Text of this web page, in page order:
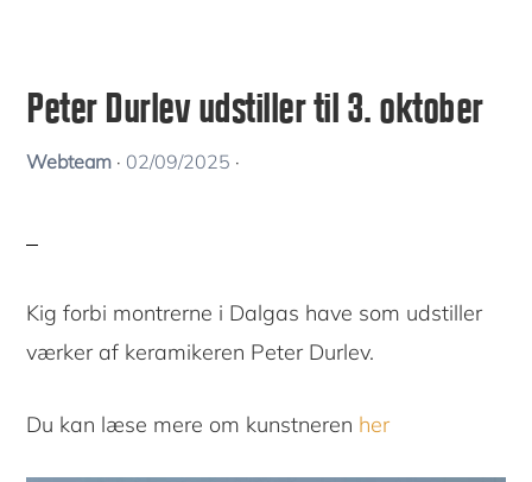
Peter Durlev udstiller til 3. oktober
Webteam · 02/09/2025 ·
Kig forbi montrerne i Dalgas have som udstiller
værker af keramikeren Peter Durlev.
Du kan læse mere om kunstneren her